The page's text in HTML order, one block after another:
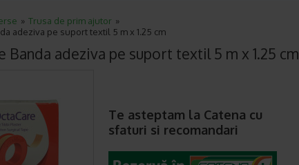
Trusa de prim ajutor
adeziva pe suport textil 5 m x 1.25 cm
Banda adeziva pe suport textil 5 m x 1.25 cm
Te asteptam la Catena cu
sfaturi si recomandari